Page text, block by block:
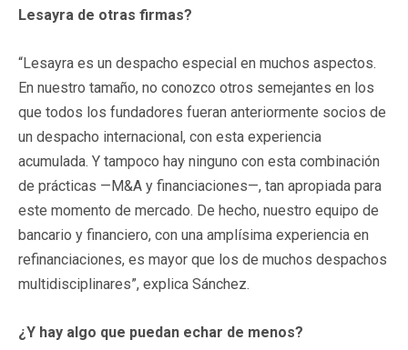
Lesayra de otras firmas?
“Lesayra es un despacho especial en muchos aspectos.
En nuestro tamaño, no conozco otros semejantes en los
que todos los fundadores fueran anteriormente socios de
un despacho internacional, con esta experiencia
acumulada. Y tampoco hay ninguno con esta combinación
de prácticas —M&A y financiaciones—, tan apropiada para
este momento de mercado. De hecho, nuestro equipo de
bancario y financiero, con una amplísima experiencia en
refinanciaciones, es mayor que los de muchos despachos
multidisciplinares”, explica Sánchez.
¿Y hay algo que puedan echar de menos?